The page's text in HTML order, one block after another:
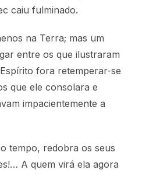
caiu fulminado.
na Terra; mas um
entre os que ilustraram
fora retemperar-se
que ele consolara e
impacientemente a
tempo, redobra os seus
A quem virá ela agora